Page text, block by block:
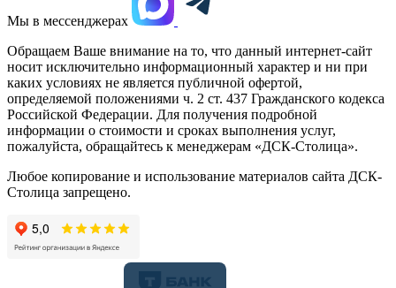
Мы в мессенджерах
Обращаем Ваше внимание на то, что данный интернет-сайт
носит исключительно информационный характер и ни при
каких условиях не является публичной офертой,
определяемой положениями ч. 2 ст. 437 Гражданского кодекса
Российской Федерации. Для получения подробной
информации о стоимости и сроках выполнения услуг,
пожалуйста, обращайтесь к менеджерам «ДСК-Столица».
Любое копирование и использование материалов сайта ДСК-
Столица запрещено.